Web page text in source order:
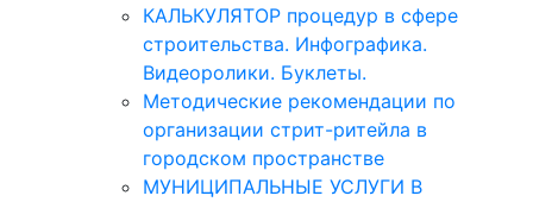
КАЛЬКУЛЯТОР процедур в сфере
строительства. Инфографика.
Видеоролики. Буклеты.
Методические рекомендации по
организации стрит-ритейла в
городском пространстве
МУНИЦИПАЛЬНЫЕ УСЛУГИ В